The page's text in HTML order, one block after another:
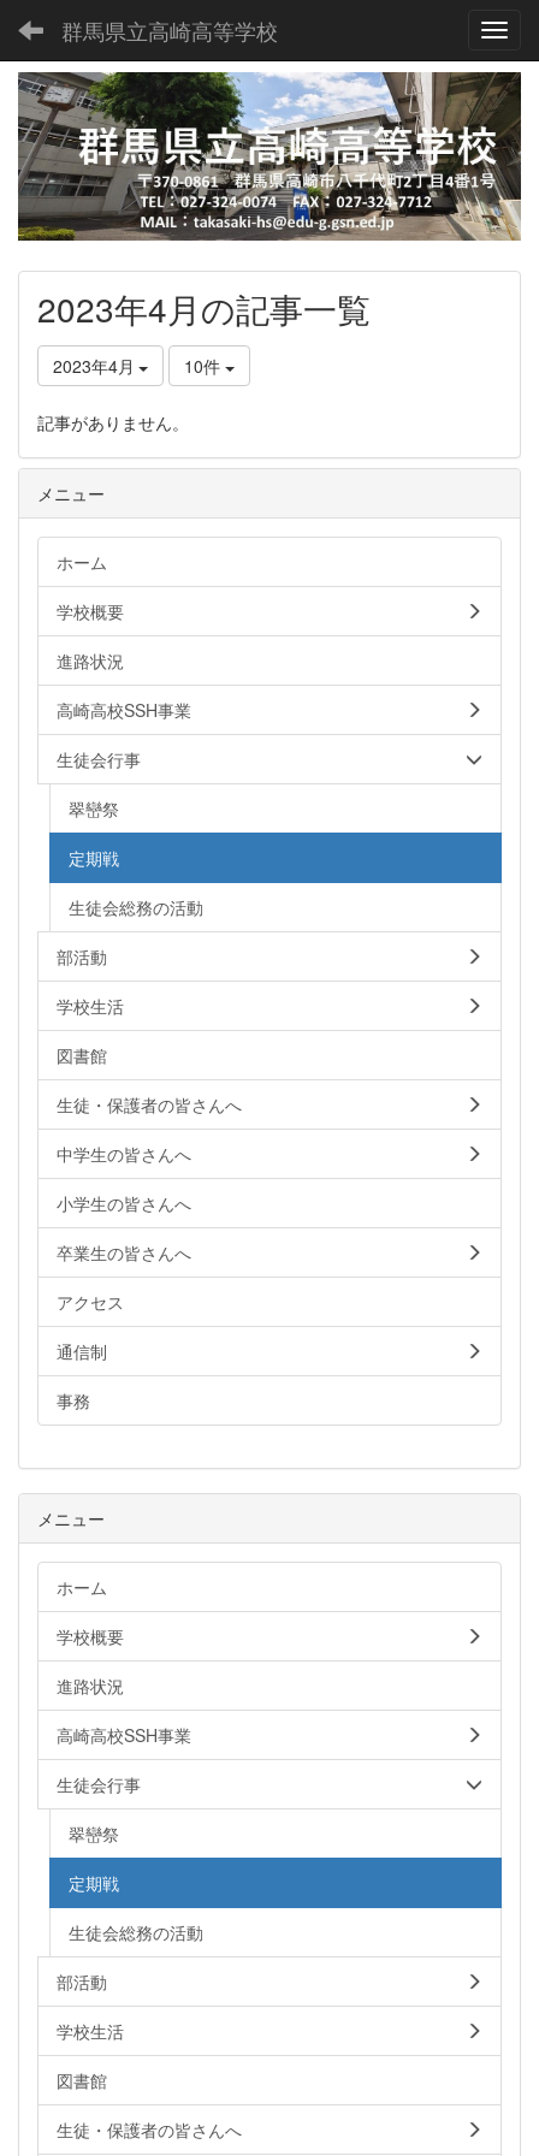
群馬県立高崎高等学校
2023年4月の記事一覧
2023年4月 10件
記事がありません。
メニュー
ホーム
学校概要
進路状況
高崎高校SSH事業
生徒会行事
翠巒祭
定期戦
生徒会総務の活動
部活動
学校生活
図書館
生徒・保護者の皆さんへ
中学生の皆さんへ
小学生の皆さんへ
卒業生の皆さんへ
アクセス
通信制
事務
メニュー
ホーム
学校概要
進路状況
高崎高校SSH事業
生徒会行事
翠巒祭
定期戦
生徒会総務の活動
部活動
学校生活
図書館
生徒・保護者の皆さんへ